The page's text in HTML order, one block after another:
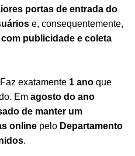
portas de entrada do
e, consequentemente,
com publicidade e coleta
exatamente 1 ano que
Em agosto do ano
de manter um
online pelo Departamento
.